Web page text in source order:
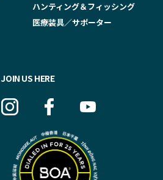
ハンティング＆フィッシング
医療装具／サポーター
JOIN US HERE